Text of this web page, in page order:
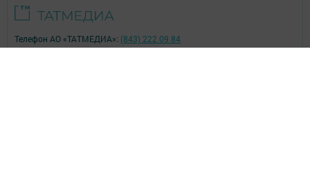
Телефон АО «ТАТМЕДИА»: (843) 222 09 84